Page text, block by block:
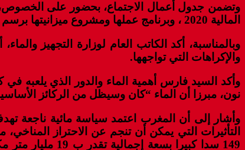
وتضمن جدول أعمال الاجتماع، بحضور على الخصوص،
المالية 2020 ، وبرنامج عملها ومشروع ميزانيتها برسم السنة المالية 2022.
والإكراهات التي تواجهها.
وأكد السيد فارس أهمية الماء والدور الذي يلعبه
نون، مبرزا أن الماء “كان وسيظل من الركائز
وأشار إلى أن المغرب اعتمد سياسة مائية ناجعة تهدف
التأثيرات التي يمكن أن تنجم عن الاحتراز